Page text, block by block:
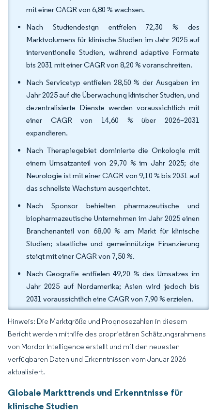
mit einer CAGR von 6,80 % wachsen.
Nach Studiendesign entfielen 72,30 % des
Marktvolumens für klinische Studien im Jahr 2025 auf
interventionelle Studien, während adaptive Formate
bis 2031 mit einer CAGR von 8,20 % voranschreiten.
Nach Servicetyp entfielen 28,50 % der Ausgaben im
Jahr 2025 auf die Überwachung klinischer Studien, und
dezentralisierte Dienste werden voraussichtlich mit
einer CAGR von 14,60 % über 2026–2031
expandieren.
Nach Therapiegebiet dominierte die Onkologie mit
einem Umsatzanteil von 29,70 % im Jahr 2025; die
Neurologie ist mit einer CAGR von 9,10 % bis 2031 auf
das schnellste Wachstum ausgerichtet.
Nach Sponsor behielten pharmazeutische und
biopharmazeutische Unternehmen im Jahr 2025 einen
Branchenanteil von 68,00 % am Markt für klinische
Studien; staatliche und gemeinnützige Finanzierung
steigt mit einer CAGR von 7,50 %.
Nach Geografie entfielen 49,20 % des Umsatzes im
Jahr 2025 auf Nordamerika; Asien wird jedoch bis
2031 voraussichtlich eine CAGR von 7,90 % erzielen.
Hinweis: Die Marktgröße und Prognosezahlen in diesem
Bericht werden mithilfe des proprietären Schätzungsrahmens
von Mordor Intelligence erstellt und mit den neuesten
verfügbaren Daten und Erkenntnissen vom Januar 2026
aktualisiert.
Globale Markttrends und Erkenntnisse für
klinische Studien